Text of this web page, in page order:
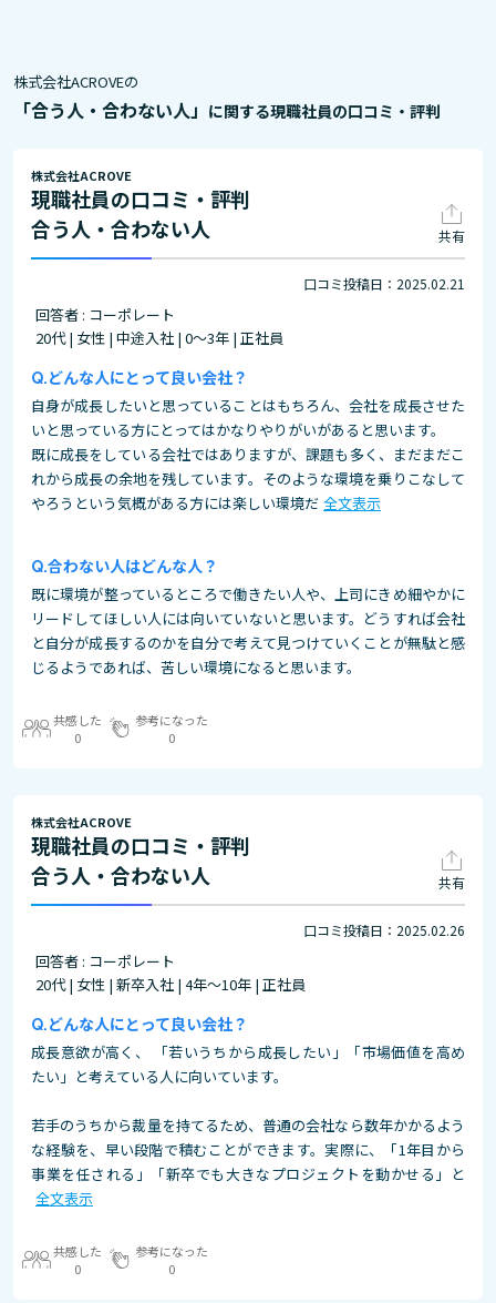
株式会社ACROVEの
「合う人・合わない人」 に関する現職社員の口コミ・評判
株式会社ACROVE
現職社員の口コミ・評判
合う人・合わない人
共有
口コミ投稿日：2025.02.21
回答者 : コーポレート
20代 | 女性 | 中途入社 | 0～3年 | 正社員
どんな人にとって良い会社？
自身が成長したいと思っていることはもちろん、会社を成長させた
いと思っている方にとってはかなりやりがいがあると思います。
既に成長をしている会社ではありますが、課題も多く、まだまだこ
れから成長の余地を残しています。そのような環境を乗りこなして
やろうという気概がある方には楽しい環境だ 全文表示
合わない人はどんな人？
既に環境が整っているところで働きたい人や、上司にきめ細やかに
リードしてほしい人には向いていないと思います。どうすれば会社
と自分が成長するのかを自分で考えて見つけていくことが無駄と感
じるようであれば、苦しい環境になると思います。
共感した
0
参考になった
0
株式会社ACROVE
現職社員の口コミ・評判
合う人・合わない人
共有
口コミ投稿日：2025.02.26
回答者 : コーポレート
20代 | 女性 | 新卒入社 | 4年～10年 | 正社員
どんな人にとって良い会社？
成長意欲が高く、 「若いうちから成長したい」「市場価値を高め
たい」と考えている人に向いています。
若手のうちから裁量を持てるため、普通の会社なら数年かかるよう
な経験を、早い段階で積むことができます。実際に、「1年目から
事業を任される」「新卒でも大きなプロジェクトを動かせる」と
全文表示
共感した
0
参考になった
0